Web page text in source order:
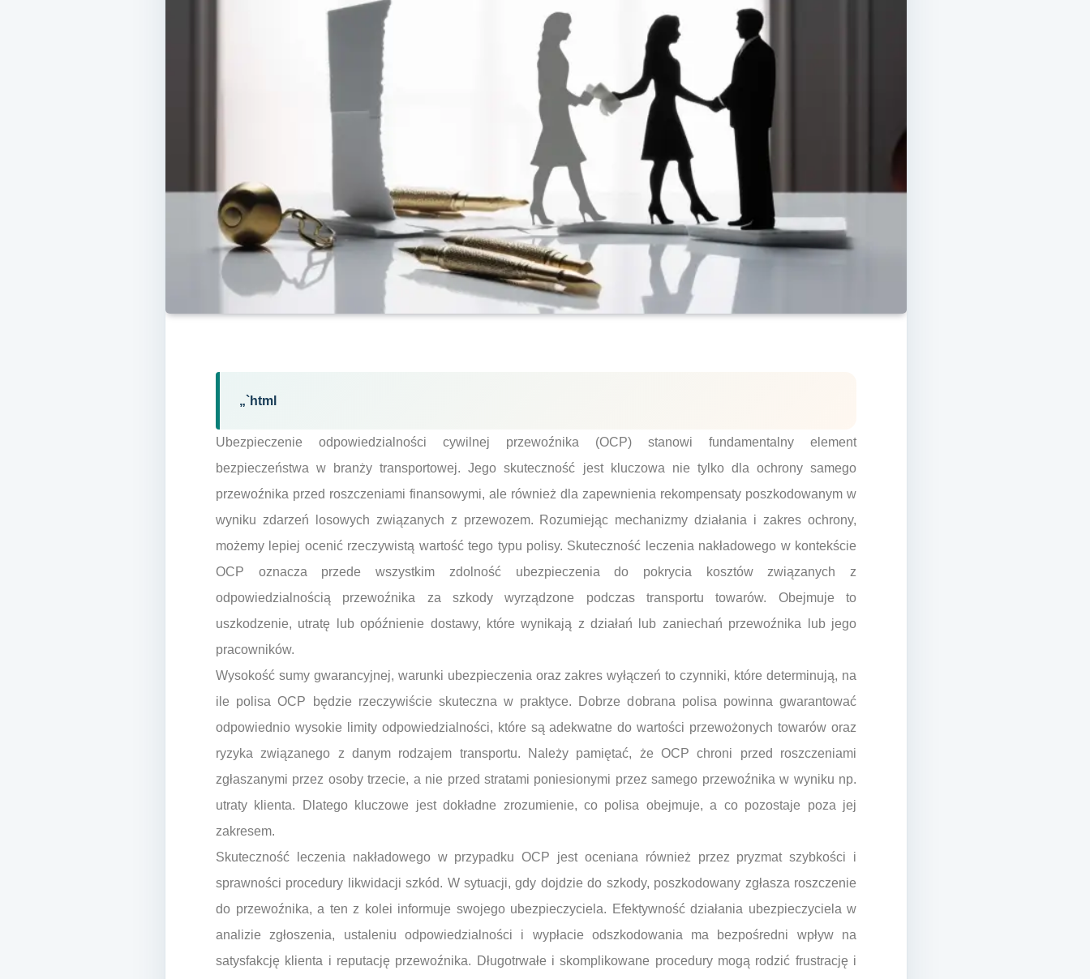
„`html
Ubezpieczenie odpowiedzialności cywilnej przewoźnika (OCP) stanowi fundamentalny element
bezpieczeństwa w branży transportowej. Jego skuteczność jest kluczowa nie tylko dla ochrony samego
przewoźnika przed roszczeniami finansowymi, ale również dla zapewnienia rekompensaty poszkodowanym w
wyniku zdarzeń losowych związanych z przewozem. Rozumiejąc mechanizmy działania i zakres ochrony,
możemy lepiej ocenić rzeczywistą wartość tego typu polisy. Skuteczność leczenia nakładowego w kontekście
OCP oznacza przede wszystkim zdolność ubezpieczenia do pokrycia kosztów związanych z
odpowiedzialnością przewoźnika za szkody wyrządzone podczas transportu towarów. Obejmuje to
uszkodzenie, utratę lub opóźnienie dostawy, które wynikają z działań lub zaniechań przewoźnika lub jego
pracowników.
Wysokość sumy gwarancyjnej, warunki ubezpieczenia oraz zakres wyłączeń to czynniki, które determinują, na
ile polisa OCP będzie rzeczywiście skuteczna w praktyce. Dobrze dobrana polisa powinna gwarantować
odpowiednio wysokie limity odpowiedzialności, które są adekwatne do wartości przewożonych towarów oraz
ryzyka związanego z danym rodzajem transportu. Należy pamiętać, że OCP chroni przed roszczeniami
zgłaszanymi przez osoby trzecie, a nie przed stratami poniesionymi przez samego przewoźnika w wyniku np.
utraty klienta. Dlatego kluczowe jest dokładne zrozumienie, co polisa obejmuje, a co pozostaje poza jej
zakresem.
Skuteczność leczenia nakładowego w przypadku OCP jest oceniana również przez pryzmat szybkości i
sprawności procedury likwidacji szkód. W sytuacji, gdy dojdzie do szkody, poszkodowany zgłasza roszczenie
do przewoźnika, a ten z kolei informuje swojego ubezpieczyciela. Efektywność działania ubezpieczyciela w
analizie zgłoszenia, ustaleniu odpowiedzialności i wypłacie odszkodowania ma bezpośredni wpływ na
satysfakcję klienta i reputację przewoźnika. Długotrwałe i skomplikowane procedury mogą rodzić frustrację i